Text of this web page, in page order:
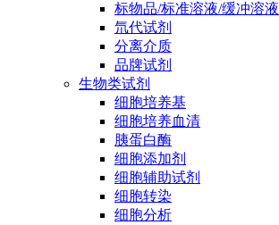
标物品/标准溶液/缓冲溶液
氘代试剂
分离介质
品牌试剂
生物类试剂
细胞培养基
细胞培养血清
胰蛋白酶
细胞添加剂
细胞辅助试剂
细胞转染
细胞分析